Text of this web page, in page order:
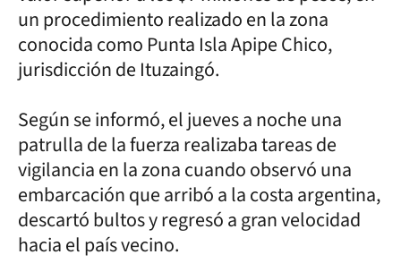
un procedimiento realizado en la zona
conocida como Punta Isla Apipe Chico,
jurisdicción de Ituzaingó.
Según se informó, el jueves a noche una
patrulla de la fuerza realizaba tareas de
vigilancia en la zona cuando observó una
embarcación que arribó a la costa argentina,
descartó bultos y regresó a gran velocidad
hacia el país vecino.